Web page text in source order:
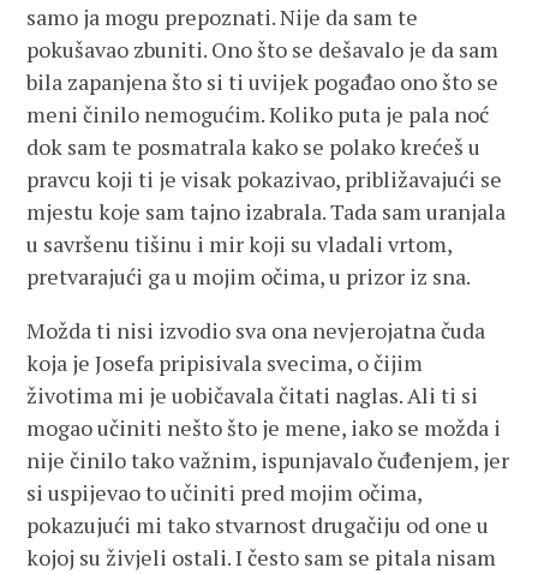
samo ja mogu prepoznati. Nije da sam te
pokušavao zbuniti. Ono što se dešavalo je da sam
bila zapanjena što si ti uvijek pogađao ono što se
meni činilo nemogućim. Koliko puta je pala noć
dok sam te posmatrala kako se polako krećeš u
pravcu koji ti je visak pokazivao, približavajući se
mjestu koje sam tajno izabrala. Tada sam uranjala
u savršenu tišinu i mir koji su vladali vrtom,
pretvarajući ga u mojim očima, u prizor iz sna.
Možda ti nisi izvodio sva ona nevjerojatna čuda
koja je Josefa pripisivala svecima, o čijim
životima mi je uobičavala čitati naglas. Ali ti si
mogao učiniti nešto što je mene, iako se možda i
nije činilo tako važnim, ispunjavalo čuđenjem, jer
si uspijevao to učiniti pred mojim očima,
pokazujući mi tako stvarnost drugačiju od one u
kojoj su živjeli ostali. I često sam se pitala nisam